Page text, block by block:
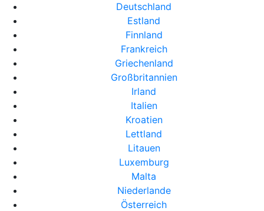
Deutschland
Estland
Finnland
Frankreich
Griechenland
Großbritannien
Irland
Italien
Kroatien
Lettland
Litauen
Luxemburg
Malta
Niederlande
Österreich